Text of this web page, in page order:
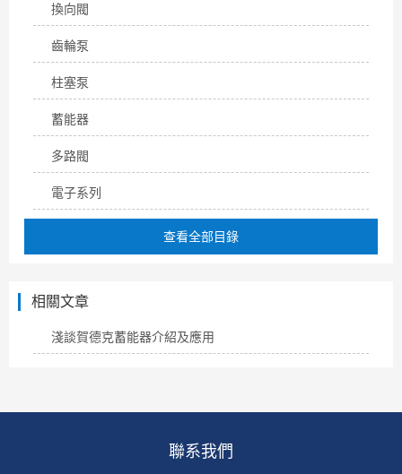
換向閥
齒輪泵
柱塞泵
蓄能器
多路閥
電子系列
查看全部目錄
相關文章
淺談賀德克蓄能器介紹及應用
聯系我們